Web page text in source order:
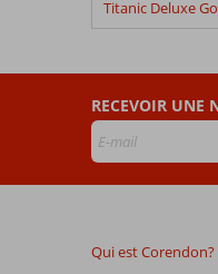
Adam
Les
datant
de
48
RECEVOIR UNE
Qui est Corendon?